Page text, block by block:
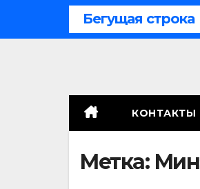
Бегущая строка
современной политики России
КОНТАКТЫ
Метка: